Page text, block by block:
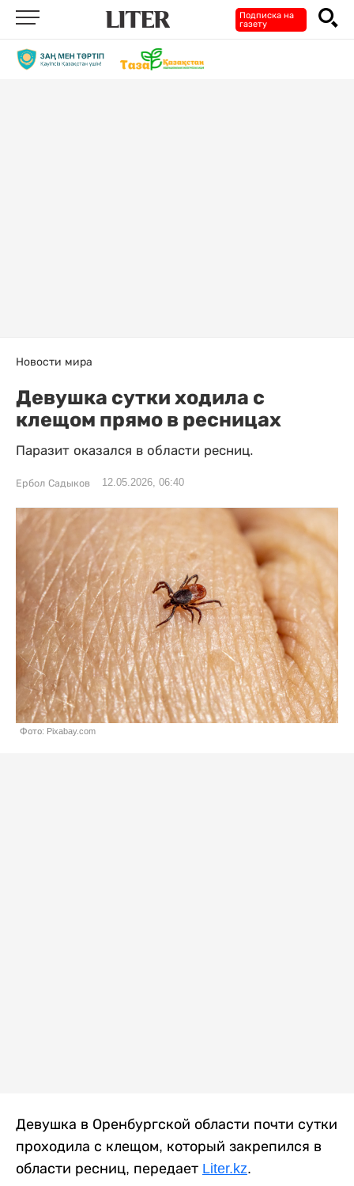
Подписка на
газету
Новости мира
Девушка сутки ходила с
клещом прямо в ресницах
Паразит оказался в области ресниц.
Ербол Садыков 12.05.2026, 06:40
Фото: Pixabay.com
Девушка в Оренбургской области почти сутки
проходила с клещом, который закрепился в
области ресниц, передает Liter.kz.